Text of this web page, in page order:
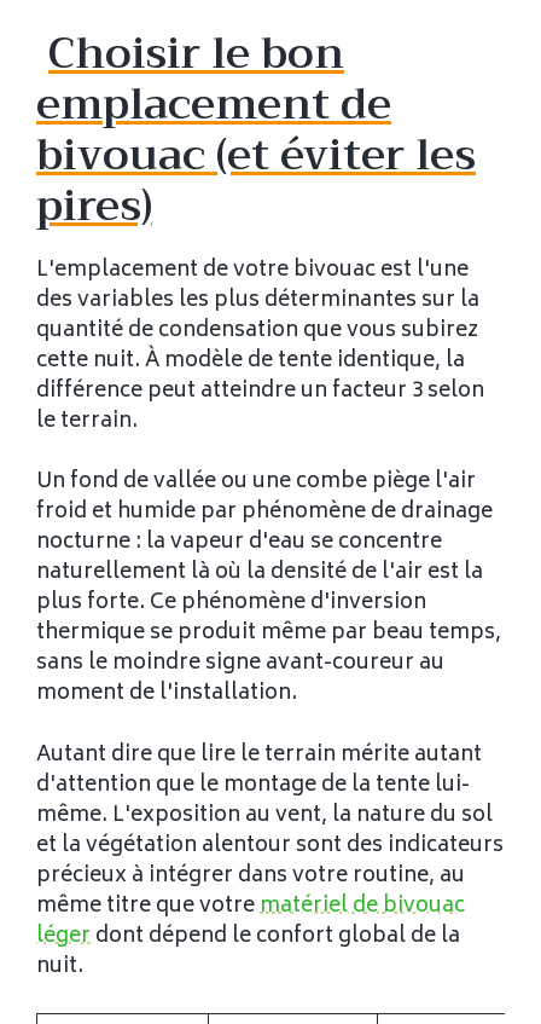
Choisir le bon
emplacement de
bivouac (et éviter les
pires)
L'emplacement de votre bivouac est l'une
des variables les plus déterminantes sur la
quantité de condensation que vous subirez
cette nuit. À modèle de tente identique, la
différence peut atteindre un facteur 3 selon
le terrain.
Un fond de vallée ou une combe piège l'air
froid et humide par phénomène de drainage
nocturne : la vapeur d'eau se concentre
naturellement là où la densité de l'air est la
plus forte. Ce phénomène d'inversion
thermique se produit même par beau temps,
sans le moindre signe avant-coureur au
moment de l'installation.
Autant dire que lire le terrain mérite autant
d'attention que le montage de la tente lui-
même. L'exposition au vent, la nature du sol
et la végétation alentour sont des indicateurs
précieux à intégrer dans votre routine, au
même titre que votrematériel de bivouac
légerdont dépend le confort global de la
nuit.